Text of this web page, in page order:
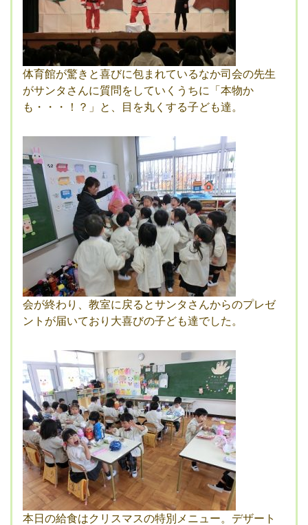
体育館が驚きと喜びに包まれているなか司会の先生
がサンタさんに質問をしていくうちに「本物か
も・・・！？」と、目を丸くする子ども達。
会が終わり、教室に戻るとサンタさんからのプレゼ
ントが届いており大喜びの子ども達でした。
本日の給食はクリスマスの特別メニュー。デザート